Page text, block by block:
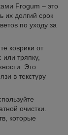
Frogum – это
их долгий срок
по уходу за
коврики от
тряпку,
Это
в текстуру
очистки.
которые